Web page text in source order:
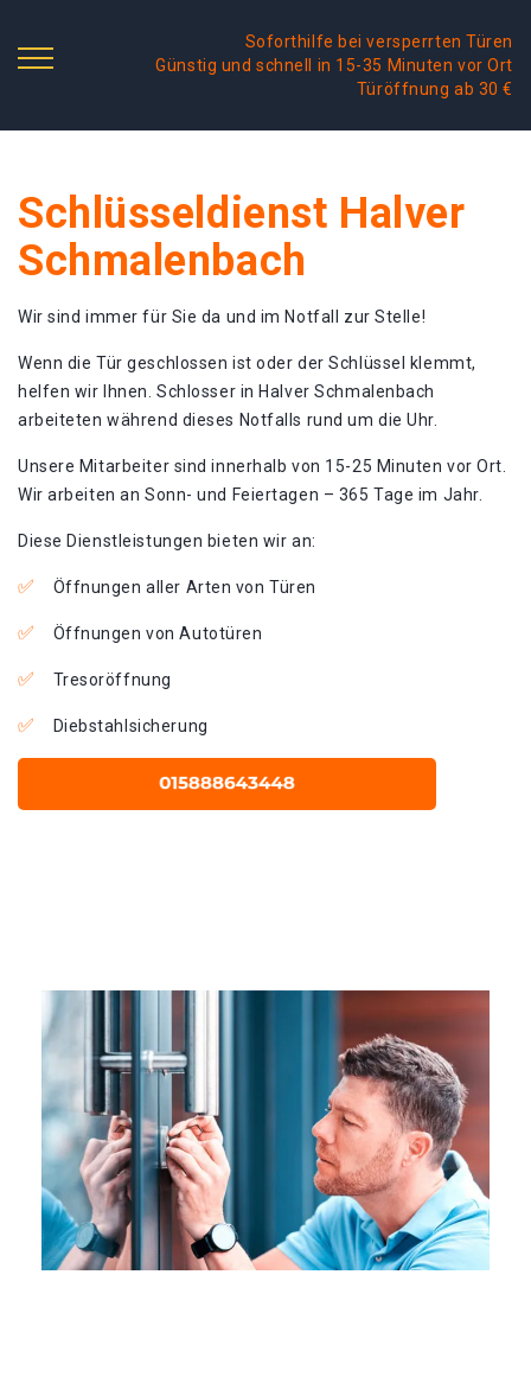
Soforthilfe bei versperrten Türen
Günstig und schnell in 15-35 Minuten vor Ort
Türöffnung ab 30 €
Schlüsseldienst Halver
Schmalenbach
Wir sind immer für Sie da und im Notfall zur Stelle!
Wenn die Tür geschlossen ist oder der Schlüssel klemmt,
helfen wir Ihnen. Schlosser in Halver Schmalenbach
arbeiteten während dieses Notfalls rund um die Uhr.
Unsere Mitarbeiter sind innerhalb von 15-25 Minuten vor Ort.
Wir arbeiten an Sonn- und Feiertagen – 365 Tage im Jahr.
Diese Dienstleistungen bieten wir an:
Öffnungen aller Arten von Türen
Öffnungen von Autotüren
Tresoröffnung
Diebstahlsicherung